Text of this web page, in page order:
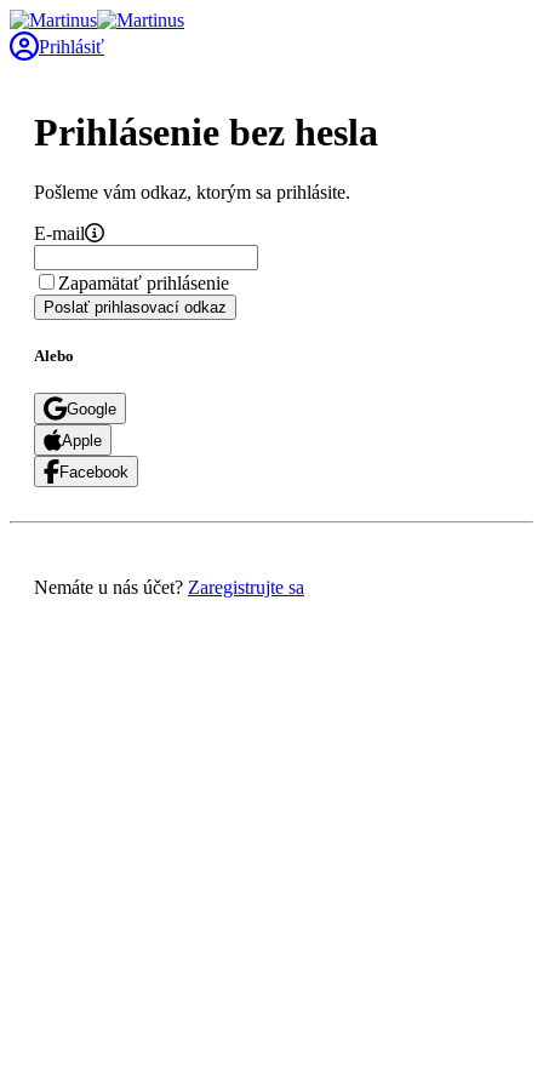
Prihlásiť
Prihlásenie bez hesla
Pošleme vám odkaz, ktorým sa prihlásite.
E-mail
Zapamätať prihlásenie
Poslať prihlasovací odkaz
Alebo
Google
Apple
Facebook
Nemáte u nás účet? Zaregistrujte sa